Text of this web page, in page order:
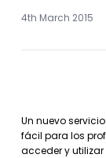
4th March 2015
Un nuevo
fácil para los
acceder y